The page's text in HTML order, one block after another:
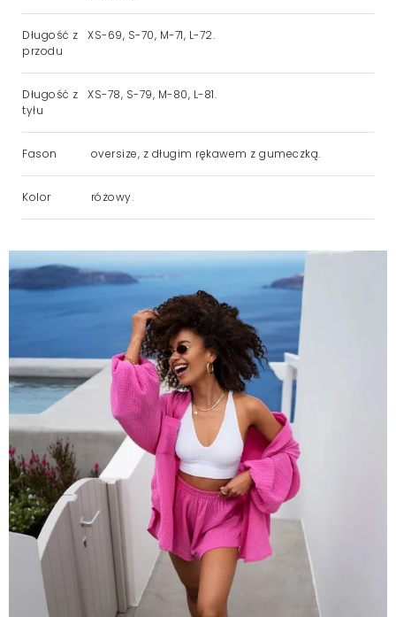
Długość z
przodu
XS-69, S-70, M-71, L-72.
Długość z
tyłu
XS-78, S-79, M-80, L-81.
Fason oversize, z długim rękawem z gumeczką.
Kolor różowy.